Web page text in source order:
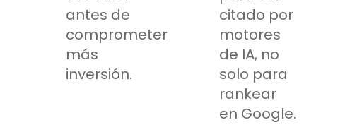
antes de
comprometer
más
inversión.
citado por
motores
de IA, no
solo para
rankear
en Google.